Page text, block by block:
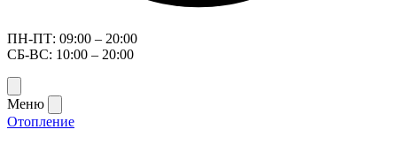
ПН-ПТ: 09:00 – 20:00
СБ-ВС: 10:00 – 20:00
Меню
Отопление